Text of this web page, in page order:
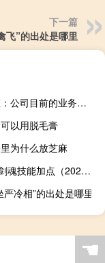
下一篇
飞”的出处是哪里
一汽富维：公司目前的业务不涉及新型工业化
以用脱毛膏
为什么放芝麻
2021dnf剑魂技能加点（2021dnf剑魂技能加点推荐）
严冷相”的出处是哪里
☚